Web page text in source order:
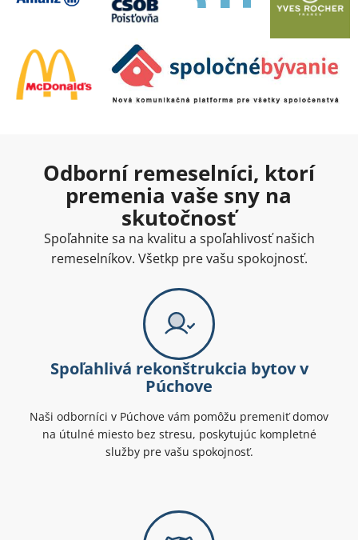
Odborní remeselníci, ktorí
premenia vaše sny na
skutočnosť
Spoľahnite sa na kvalitu a spoľahlivosť našich
remeselníkov. Všetkp pre vašu spokojnosť.
Spoľahlivá rekonštrukcia bytov v
Púchove
Naši odborníci v Púchove vám pomôžu premeniť domov
na útulné miesto bez stresu, poskytujúc kompletné
služby pre vašu spokojnosť.